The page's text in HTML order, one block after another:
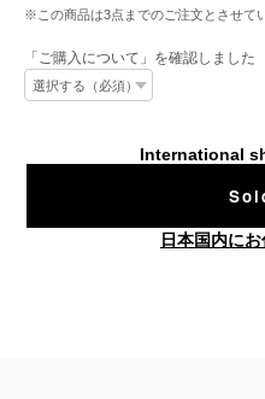
※この商品は3点までのご注文とさせて
「ご購入について」を確認しました
International
日本国内に